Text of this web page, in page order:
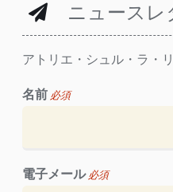
ニュースレ
アトリエ・シュル・ラ・
名前 必須
電子メール 必須